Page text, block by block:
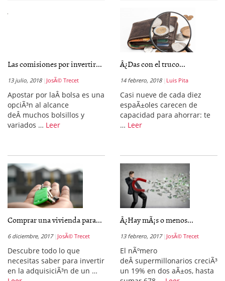
Las comisiones por invertir...
13 julio, 2018 JosÃ© Trecet
Apostar por laÂ bolsa es una
opciÃ³n al alcance
deÂ muchos bolsillos y
variados … Leer
Â¿Das con el truco...
14 febrero, 2018 Luis Pita
Casi nueve de cada diez
espaÃ±oles carecen de
capacidad para ahorrar: te
… Leer
Comprar una vivienda para...
6 diciembre, 2017 JosÃ© Trecet
Descubre todo lo que
necesitas saber para invertir
en la adquisiciÃ³n de un …
Â¿Hay mÃ¡s o menos...
13 febrero, 2017 JosÃ© Trecet
El nÃºmero
deÂ supermillonarios creciÃ³
un 19% en dos aÃ±os, hasta